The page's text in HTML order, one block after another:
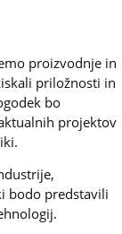
proizvodnje in
priložnosti in
bo
projektov
bodo predstavili